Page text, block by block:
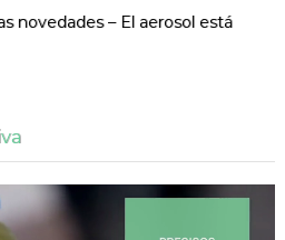
novedades – El aerosol está